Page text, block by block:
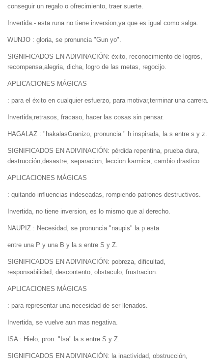
conseguir un regalo o ofrecimiento, traer suerte.
Invertida.- esta runa no tiene inversion,ya que es igual como salga.
WUNJO : gloria, se pronuncia "Gun yo".
SIGNIFICADOS EN ADIVINACIÓN: éxito, reconocimiento de logros,
recompensa,alegria, dicha, logro de las metas, regocijo.
APLICACIONES MÁGICAS
: para el éxito en cualquier esfuerzo, para motivar,terminar una carrera.
Invertida,retrasos, fracaso, hacer las cosas sin pensar.
HAGALAZ : "hakalasGranizo, pronuncia " h inspirada, la s entre s y z.
SIGNIFICADOS EN ADIVINACIÓN: pérdida repentina, prueba dura,
destrucción,desastre, separacion, leccion karmica, cambio drastico.
APLICACIONES MÁGICAS
: quitando influencias indeseadas, rompiendo patrones destructivos.
Invertida, no tiene inversion, es lo mismo que al derecho.
NAUPIZ : Necesidad, se pronuncia "naupis" la p esta
entre una P y una B y la s entre S y Z.
SIGNIFICADOS EN ADIVINACIÓN: pobreza, dificultad,
responsabilidad, descontento, obstaculo, frustracion.
APLICACIONES MÁGICAS
: para representar una necesidad de ser llenados.
Invertida, se vuelve aun mas negativa.
ISA : Hielo, pron. "Isa" la s entre S y Z.
SIGNIFICADOS EN ADIVINACIÓN: la inactividad, obstrucción,